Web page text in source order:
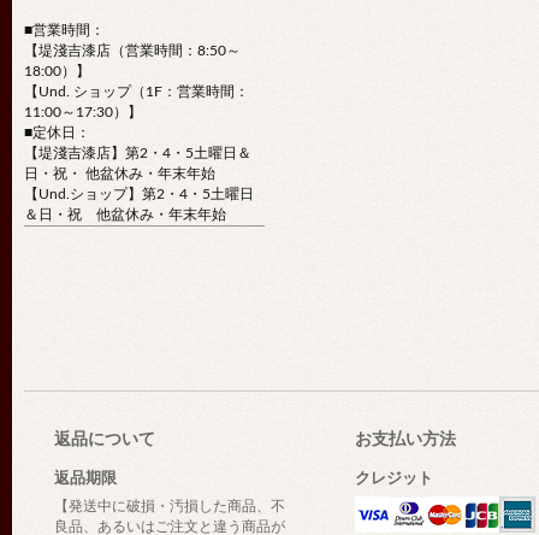
■営業時間：
【堤淺吉漆店（営業時間：8:50～
18:00）】
【Und. ショップ（1F：営業時間：
11:00～17:30）】
■定休日：
【堤淺吉漆店】第2・4・5土曜日＆
日・祝・ 他盆休み・年末年始
【Und.ショップ】第2・4・5土曜日
＆日・祝 他盆休み・年末年始
返品について
返品期限
【発送中に破損・汚損した商品、不
良品、あるいはご注文と違う商品が
お支払い方法
クレジット